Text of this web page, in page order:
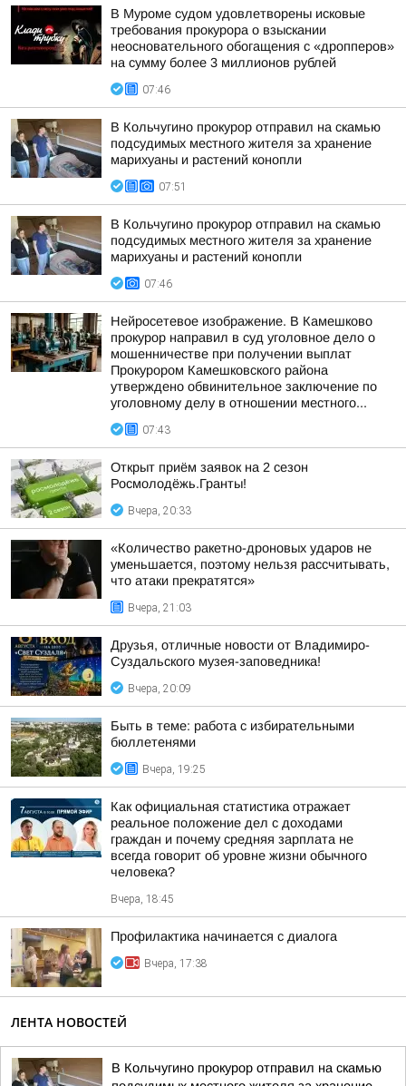
В Муроме судом удовлетворены исковые
требования прокурора о взыскании
неосновательного обогащения с «дропперов»
на сумму более 3 миллионов рублей
07:46
В Кольчугино прокурор отправил на скамью
подсудимых местного жителя за хранение
марихуаны и растений конопли
07:51
В Кольчугино прокурор отправил на скамью
подсудимых местного жителя за хранение
марихуаны и растений конопли
07:46
Нейросетевое изображение. В Камешково
прокурор направил в суд уголовное дело о
мошенничестве при получении выплат
Прокурором Камешковского района
утверждено обвинительное заключение по
уголовному делу в отношении местного...
07:43
Открыт приём заявок на 2 сезон
Росмолодёжь.Гранты!
Вчера, 20:33
«Количество ракетно-дроновых ударов не
уменьшается, поэтому нельзя рассчитывать,
что атаки прекратятся»
Вчера, 21:03
Друзья, отличные новости от Владимиро-
Суздальского музея-заповедника!
Вчера, 20:09
Быть в теме: работа с избирательными
бюллетенями
Вчера, 19:25
Как официальная статистика отражает
реальное положение дел с доходами
граждан и почему средняя зарплата не
всегда говорит об уровне жизни обычного
человека?
Вчера, 18:45
Профилактика начинается с диалога
Вчера, 17:38
ЛЕНТА НОВОСТЕЙ
В Кольчугино прокурор отправил на скамью